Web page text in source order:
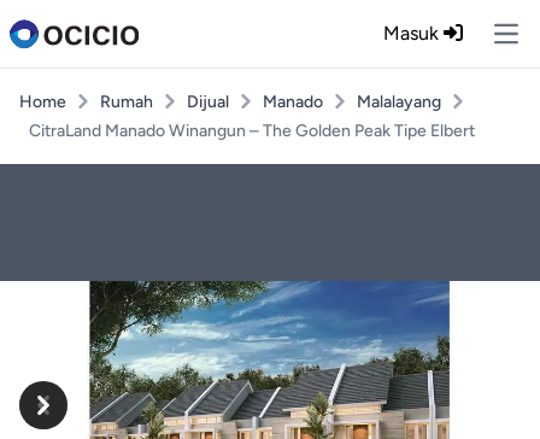
Masuk
Home Rumah Dijual Manado
Malalayang
CitraLand Manado Winangun – The Golden Peak Tipe Elbert
Previous
Next